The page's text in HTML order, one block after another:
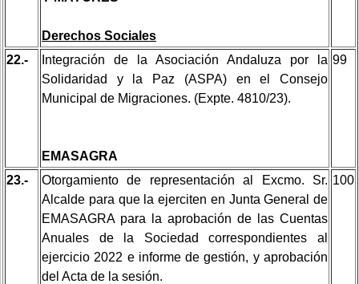
Derechos Sociales
22.-
Integración de la Asociación Andaluza por la
Solidaridad y la Paz (ASPA) en el Consejo
Municipal de Migraciones. (Expte. 4810/23).
EMASAGRA
99
23.-
Otorgamiento de representación al Excmo. Sr.
Alcalde para que la ejerciten en Junta General de
EMASAGRA para la aprobación de las Cuentas
Anuales de la Sociedad correspondientes al
ejercicio 2022 e informe de gestión, y aprobación
del Acta de la sesión.
100